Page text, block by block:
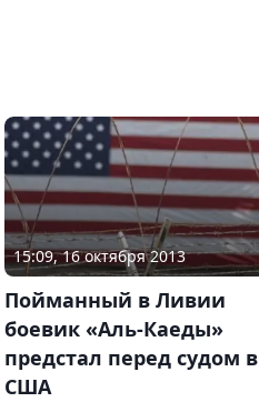
15:09, 16 октября 2013
Пойманный в Ливии
боевик «Аль-Каеды»
предстал перед судом в
США